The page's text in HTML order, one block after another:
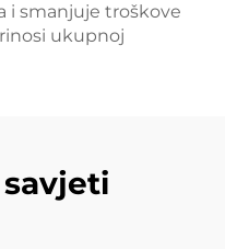
i smanjuje troškove
ukupnoj